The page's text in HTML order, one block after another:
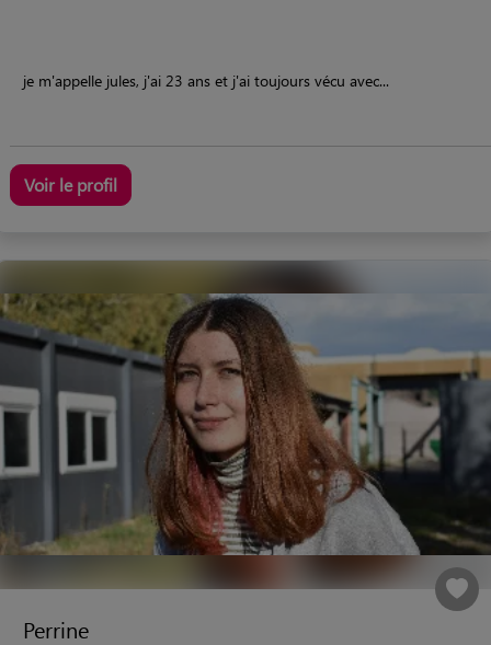
je m'appelle jules, j'ai 23 ans et j'ai toujours vécu avec...
Voir le profil
Perrine